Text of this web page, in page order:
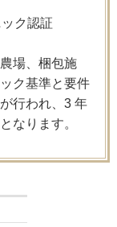
ク認証
場、梱包施
ク基準と要件
行われ、3 年
なります。